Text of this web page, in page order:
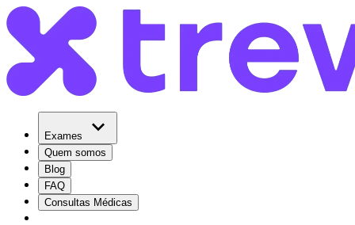
Exames
Quem somos
Blog
FAQ
Consultas Médicas